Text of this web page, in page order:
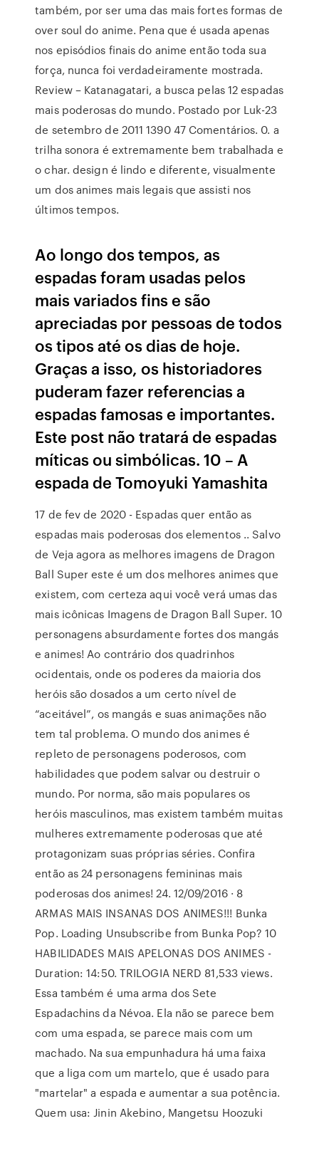
também, por ser uma das mais fortes formas de
over soul do anime. Pena que é usada apenas
nos episódios finais do anime então toda sua
força, nunca foi verdadeiramente mostrada.
Review – Katanagatari, a busca pelas 12 espadas
mais poderosas do mundo. Postado por Luk-23
de setembro de 2011 1390 47 Comentários. 0. a
trilha sonora é extremamente bem trabalhada e
o char. design é lindo e diferente, visualmente
um dos animes mais legais que assisti nos
últimos tempos.
Ao longo dos tempos, as
espadas foram usadas pelos
mais variados fins e são
apreciadas por pessoas de todos
os tipos até os dias de hoje.
Graças a isso, os historiadores
puderam fazer referencias a
espadas famosas e importantes.
Este post não tratará de espadas
míticas ou simbólicas. 10 – A
espada de Tomoyuki Yamashita
17 de fev de 2020 - Espadas quer então as
espadas mais poderosas dos elementos .. Salvo
de Veja agora as melhores imagens de Dragon
Ball Super este é um dos melhores animes que
existem, com certeza aqui você verá umas das
mais icônicas Imagens de Dragon Ball Super. 10
personagens absurdamente fortes dos mangás
e animes! Ao contrário dos quadrinhos
ocidentais, onde os poderes da maioria dos
heróis são dosados a um certo nível de
“aceitável”, os mangás e suas animações não
tem tal problema. O mundo dos animes é
repleto de personagens poderosos, com
habilidades que podem salvar ou destruir o
mundo. Por norma, são mais populares os
heróis masculinos, mas existem também muitas
mulheres extremamente poderosas que até
protagonizam suas próprias séries. Confira
então as 24 personagens femininas mais
poderosas dos animes! 24. 12/09/2016 · 8
ARMAS MAIS INSANAS DOS ANIMES!!! Bunka
Pop. Loading Unsubscribe from Bunka Pop? 10
HABILIDADES MAIS APELONAS DOS ANIMES -
Duration: 14:50. TRILOGIA NERD 81,533 views.
Essa também é uma arma dos Sete
Espadachins da Névoa. Ela não se parece bem
com uma espada, se parece mais com um
machado. Na sua empunhadura há uma faixa
que a liga com um martelo, que é usado para
"martelar" a espada e aumentar a sua potência.
Quem usa: Jinin Akebino, Mangetsu Hoozuki